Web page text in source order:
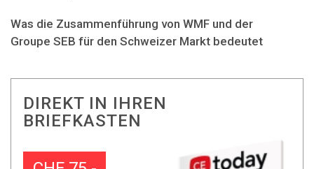
Was die Zusammenführung von WMF und der
Groupe SEB für den Schweizer Markt bedeutet
DIREKT IN IHREN
BRIEFKASTEN